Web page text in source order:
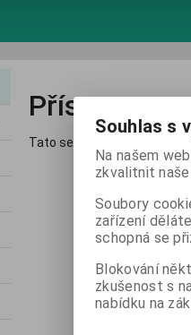
Přístup
Tato sekce je přístupná
Souhlas s
Na našem
zkvalitnit
Soubory
zařízení
schopná se
Blokování
zkušenost s
nabídku na